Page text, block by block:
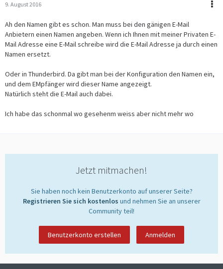
9. August 2016
Ah den Namen gibt es schon. Man muss bei den gänigen E-Mail
Anbietern einen Namen angeben. Wenn ich Ihnen mit meiner Privaten E-
Mail Adresse eine E-Mail schreibe wird die E-Mail Adresse ja durch einen
Namen ersetzt.
Oder in Thunderbird. Da gibt man bei der Konfiguration den Namen ein,
und dem EMpfänger wird dieser Name angezeigt.
Natürlich steht die E-Mail auch dabei.
Ich habe das schonmal wo gesehenm weiss aber nicht mehr wo
Jetzt mitmachen!
Sie haben noch kein Benutzerkonto auf unserer Seite?
Registrieren Sie sich kostenlos und nehmen Sie an unserer
Community teil!
Benutzerkonto erstellen Anmelden